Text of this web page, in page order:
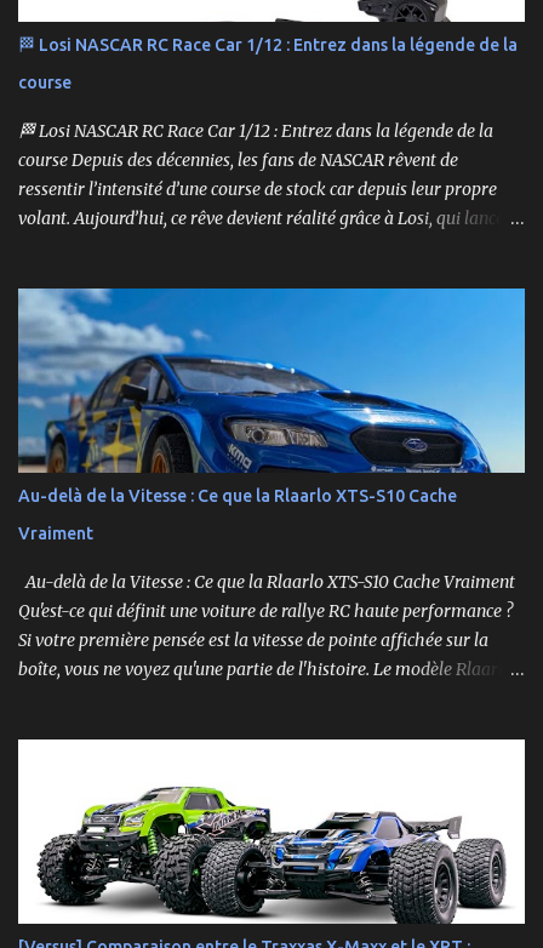
🏁 Losi NASCAR RC Race Car 1/12 : Entrez dans la légende de la
course
🏁 Losi NASCAR RC Race Car 1/12 : Entrez dans la légende de la
course Depuis des décennies, les fans de NASCAR rêvent de
ressentir l’intensité d’une course de stock car depuis leur propre
volant. Aujourd’hui, ce rêve devient réalité grâce à Losi, qui lance
foncer sur n’importe quelle surface plate. Voici le Losi NASCAR RC
Race Car , dans sa version Ryan Blaney No. 12 Advance Auto Parts
Ford Mustang RTR 2025 .
Au-delà de la Vitesse : Ce que la Rlaarlo XTS-S10 Cache
Vraiment
Au-delà de la Vitesse : Ce que la Rlaarlo XTS-S10 Cache Vraiment
Qu'est-ce qui définit une voiture de rallye RC haute performance ?
Si votre première pensée est la vitesse de pointe affichée sur la
boîte, vous ne voyez qu'une partie de l'histoire. Le modèle Rlaarlo
qui font de cette machine bien plus qu'un simple bolide. Un Modèle,
Deux Philosophies : Le Choix Entre "Prêt à Rouler" et "À
Personnaliser" Rlaarlo propose la XTS-S10 en deux versions
distinctes, une décision brillante qui s'adresse à l'ensemble de la
communauté RC. D'un côté, la version RTR (Ready to Run),
complète et prête à l'emploi. De l'autre, la version "Roller", un